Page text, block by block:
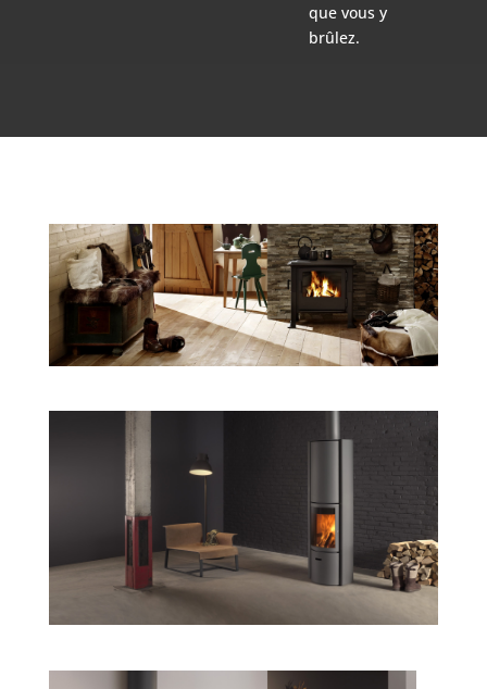
que vous y
brûlez.